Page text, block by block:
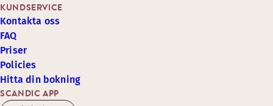
SCANDIC APP
KUNDSERVICE
Kontakta oss
FAQ
Priser
Policies
Hitta din bokning